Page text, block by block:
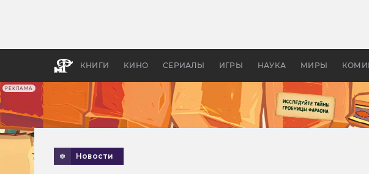
РЕКЛАМА
КНИГИ КИНО СЕРИАЛЫ ИГРЫ НАУКА МИРЫ
бы «Властелина колец»
Новости